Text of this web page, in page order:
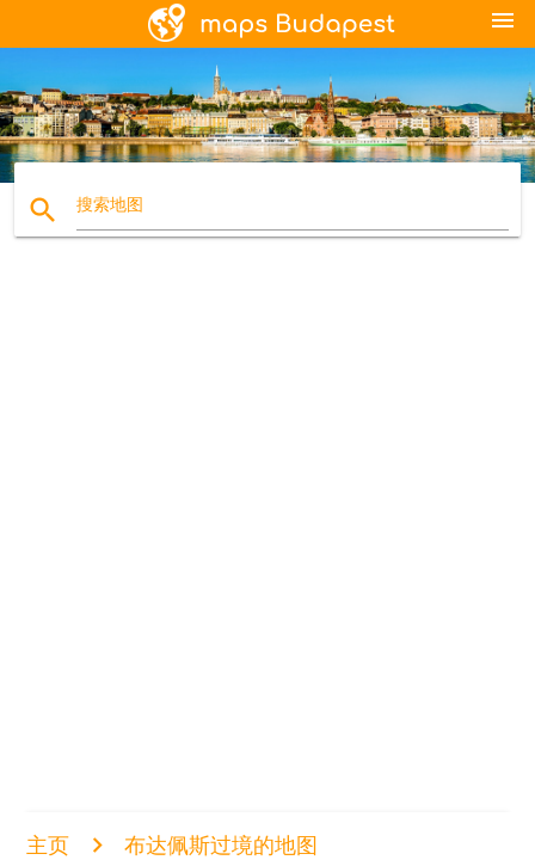
menu
search 搜索地图
主页 布达佩斯过境的地图